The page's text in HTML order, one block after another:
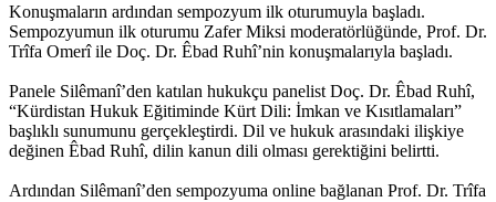
Konuşmaların ardından sempozyum ilk oturumuyla başladı.
Sempozyumun ilk oturumu Zafer Miksi moderatörlüğünde, Prof. Dr.
Trîfa Omerî ile Doç. Dr. Êbad Ruhî’nin konuşmalarıyla başladı.
Panele Silêmanî’den katılan hukukçu panelist Doç. Dr. Êbad Ruhî,
“Kürdistan Hukuk Eğitiminde Kürt Dili: İmkan ve Kısıtlamaları”
başlıklı sunumunu gerçekleştirdi. Dil ve hukuk arasındaki ilişkiye
değinen Êbad Ruhî, dilin kanun dili olması gerektiğini belirtti.
Ardından Silêmanî’den sempozyuma online bağlanan Prof. Dr. Trîfa